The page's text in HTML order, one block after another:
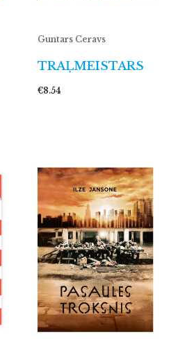
Guntars Ceravs
TRAĻMEISTARS
€8.54